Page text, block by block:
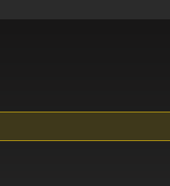
darfst du das Produkt
Wenn du dir den Nikotin-